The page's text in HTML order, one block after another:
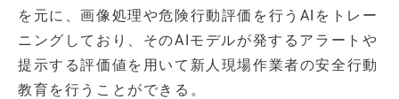
を元に、画像処理や危険行動評価を行うAIをトレー
ニングしており、そのAIモデルが発するアラートや
提示する評価値を用いて新人現場作業者の安全行動
教育を行うことができる。